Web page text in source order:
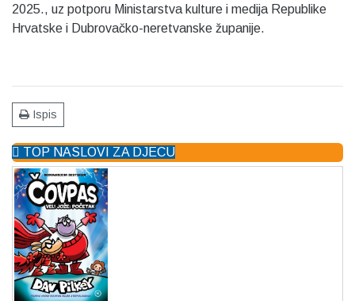
2025., uz potporu Ministarstva kulture i medija Republike
Hrvatske i Dubrovačko-neretvanske županije.
Ispis
TOP NASLOVI ZA DJECU